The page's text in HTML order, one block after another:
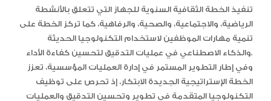
تنفيذ الخطة الثقافية السنوية للجهاز التي تتعلق بالأنشطة
الرياضية، والاجتماعية، والصحية، والرفاهية، كما تركز الخطة على
تنمية مهارات الموظفين لاستخدام التكنولوجيا الحديثة
والذكاء الاصطناعي في عمليات التدقيق لتحسين كفاءة الأداء.
وفي إطار التطوير المستمر في إدارة العمليات المؤسسية، تعزز
الخطة الإستراتيجية الجديدة الابتكار، إذ تحرص على توظيف
التكنولوجيا المتقدمة في تطوير وتحسين التدقيق والعمليات